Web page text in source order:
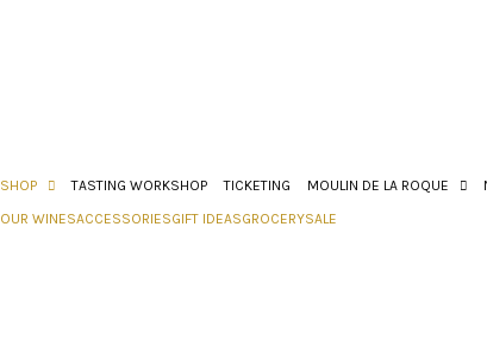
SHOP
OUR WINESACCESSORIESGIFT IDEASGROCERYSALE
TASTING WORKSHOP TICKETING MOULIN DE LA ROQUE